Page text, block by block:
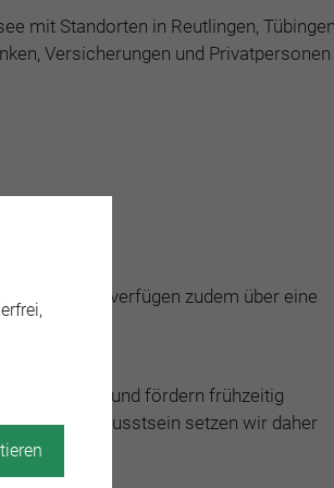
mit Standorten in Reutlingen,
Versicherungen und Privatpersonen
Sie verfügen zudem über eine
Team und fördern frühzeitig
setzen wir daher